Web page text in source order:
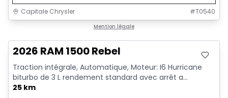
Capitale Chrysler #T0540
Mention légale
2026 RAM 1500 Rebel
Traction intégrale, Automatique, Moteur: I6 Hurricane
biturbo de 3 L rendement standard avec arrêt a...
25 km